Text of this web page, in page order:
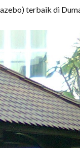
terbaik di